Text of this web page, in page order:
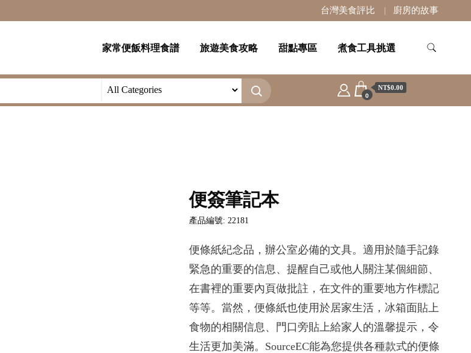
台灣美食評比 廚房的故事
家常便飯料理食譜 旅遊美食攻略 甜點專區 煮食工具挑選
0
NT$0.00
便簽筆記本
產品編號: 22181
便條紙紀念品，辦公室必備的文具。適用於隨手記錄
緊急的重要的信息、提醒自己或他人關注某個細節、
在書裡的重要內頁做批註，在文件的重要地方作標記
等等。當然，便條紙也使用於居家生活，冰箱面貼上
食物的相關信息、門口旁貼上給家人的溫馨提示，令
生活更加美滿。SourceEC能為您提供各種款式的便條